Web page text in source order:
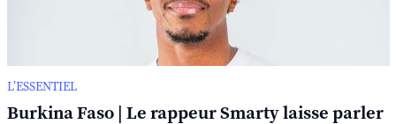
L’ESSENTIEL
Burkina Faso | Le rappeur Smarty laisse parler